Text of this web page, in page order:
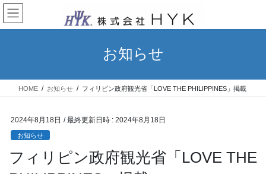
コ
ン
テ
ス
ナ
ビ
ゲ
ン
お知らせ
HOME お知らせ フィリピン政府観光省「LOVE THE PHILIPPINES」掲載
2024年8月18日 / 最終更新日時 : 2024年8月18日
お知らせ
フィリピン政府観光省「LOVE THE